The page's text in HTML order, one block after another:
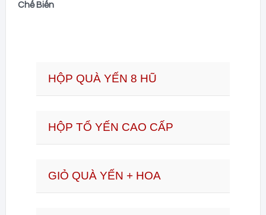
Chế Biến
HỘP QUÀ YẾN 8 HŨ
HỘP TỔ YẾN CAO CẤP
GIỎ QUÀ YẾN + HOA